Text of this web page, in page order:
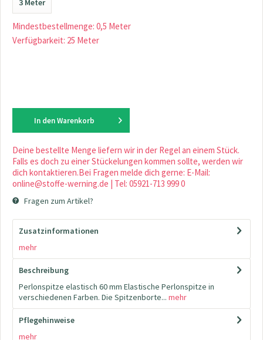
3 Meter
Mindestbestellmenge: 0,5 Meter
Verfügbarkeit: 25 Meter
In den Warenkorb
Deine bestellte Menge liefern wir in der Regel an einem Stück.
Falls es doch zu einer Stückelungen kommen sollte, werden wir
dich kontaktieren.Bei Fragen melde dich gerne: E-Mail:
online@stoffe-werning.de | Tel: 05921-713 999 0
Fragen zum Artikel?
Zusatzinformationen
mehr
Beschreibung
Perlonspitze elastisch 60 mm Elastische Perlonspitze in
verschiedenen Farben. Die Spitzenborte... mehr
Pflegehinweise
mehr